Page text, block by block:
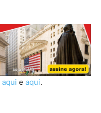
aqui e aqui.